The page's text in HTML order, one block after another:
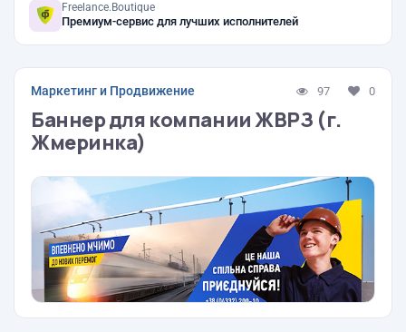
Freelance.Boutique
Премиум-сервис для лучших исполнителей
Маркетинг и Продвижение 97 0
Баннер для компании ЖВРЗ (г.
Жмеринка)